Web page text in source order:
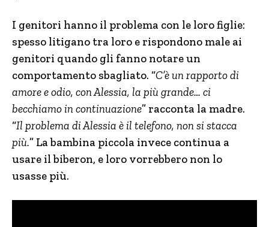
I genitori hanno il problema con le loro figlie:
spesso litigano tra loro e rispondono male ai
genitori quando gli fanno notare un
comportamento sbagliato. “C’è un rapporto di
amore e odio, con Alessia, la più grande… ci
becchiamo in continuazione” racconta la madre.
“Il problema di Alessia è il telefono, non si stacca
più.” La bambina piccola invece continua a
usare il biberon, e loro vorrebbero non lo
usasse più.